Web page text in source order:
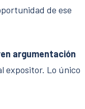
de ese
argumentación
expositor. Lo único